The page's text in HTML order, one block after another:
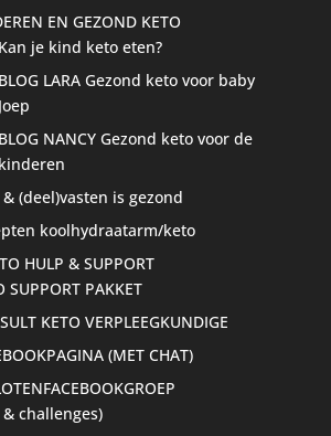
EN GEZOND KETO
Kan je kind keto eten?
BLOG LARA Gezond keto voor baby
Joep
BLOG NANCY Gezond keto voor de
kinderen
& (deel)vasten is gezond
koolhydraatarm/keto
HULP & SUPPORT
SUPPORT PAKKET
KETO VERPLEEGKUNDIGE
(MET CHAT)
challenges)